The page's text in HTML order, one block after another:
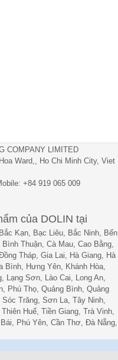
COMPANY LIMITED
Ward,, Ho Chi Minh City, Viet
+84 919 065 009
của DOLIN tại
Kạn, Bạc Liêu, Bắc Ninh, Bến
Thuận, Cà Mau, Cao Bằng,
Tháp, Gia Lai, Hà Giang, Hà
Bình, Hưng Yên, Khánh Hòa,
Lạng Sơn, Lào Cai, Long An,
Phú Thọ, Quảng Bình, Quảng
Sóc Trăng, Sơn La, Tây Ninh,
Huế, Tiền Giang, Trà Vinh,
Phú Yên, Cần Thơ, Đà Nẵng,